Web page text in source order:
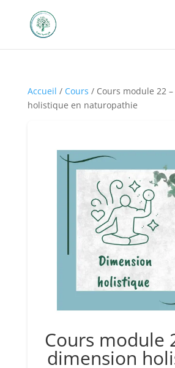
Accueil / Cours / Cours module 22
holistique en naturopathie
Cours module
dimension